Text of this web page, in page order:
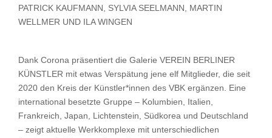
PATRICK KAUFMANN, SYLVIA SEELMANN, MARTIN
WELLMER UND ILA WINGEN
Dank Corona präsentiert die Galerie VEREIN BERLINER
KÜNSTLER mit etwas Verspätung jene elf Mitglieder, die seit
2020 den Kreis der Künstler*innen des VBK ergänzen. Eine
international besetzte Gruppe – Kolumbien, Italien,
Frankreich, Japan, Lichtenstein, Südkorea und Deutschland
– zeigt aktuelle Werkkomplexe mit unterschiedlichen